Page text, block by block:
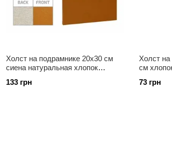
Холст на подрамнике 20х30 см
сиена натуральная хлопок
4842030
133 грн
Холст на
см
73 грн